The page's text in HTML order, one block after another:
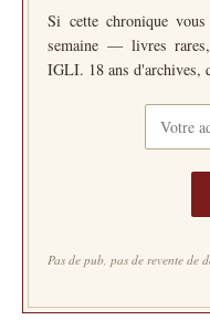
Si cette chronique
semaine — livres
IGLI. 18 ans d'archives,
Pas de pub, pas de revente de